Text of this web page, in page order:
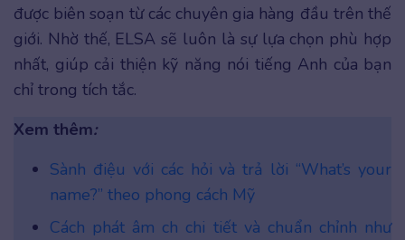
được biên soạn từ các chuyên gia hàng đầu trên thế
giới. Nhờ thế, ELSA sẽ luôn là sự lựa chọn phù hợp
nhất, giúp cải thiện kỹ năng nói tiếng Anh của bạn
chỉ trong tích tắc.
Xem thêm:
Sành điệu với các hỏi và trả lời “What’s your
name?” theo phong cách Mỹ
Cách phát âm ch chi tiết và chuẩn chỉnh như